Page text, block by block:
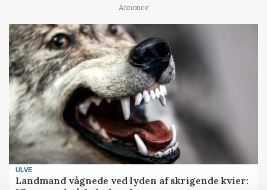
Annonce
ULVE
Landmand vågnede ved lyden af skrigende kvier: